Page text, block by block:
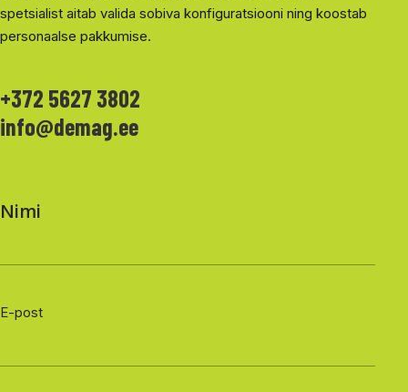
spetsialist aitab valida sobiva konfiguratsiooni ning koostab
personaalse pakkumise.
+372 5627 3802
info@demag.ee
Nimi
E-post